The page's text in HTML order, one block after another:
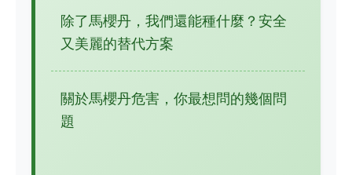
除了馬櫻丹，我們還能種什麼？安全
又美麗的替代方案
關於馬櫻丹危害，你最想問的幾個問
題